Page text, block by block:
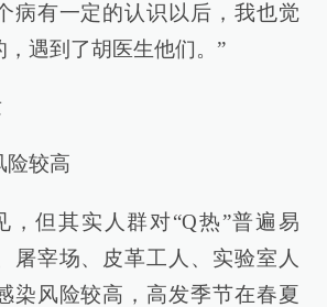
病有一定的认识以后，我也觉
遇到了胡医生他们。”
险较高
，但其实人群对“Q热”普遍易
屠宰场、皮革工人、实验室人
染风险较高，高发季节在春夏